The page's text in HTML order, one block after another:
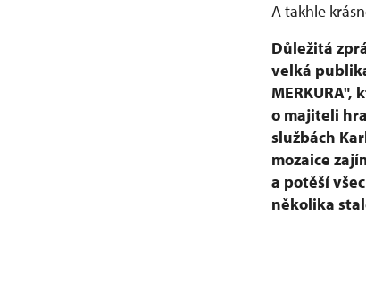
A takhle
Důležitá
velká
o majiteli
službách
mozaice
a potěší
několika